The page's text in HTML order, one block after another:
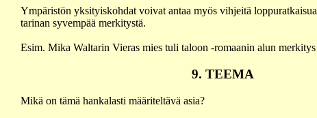
Ympäristön yksityiskohdat voivat antaa myös vihjeitä
tarinan syvempää merkitystä.
Esim. Mika Waltarin Vieras mies tuli taloon -romaanin alun merkitys
9. TEEMA
Mikä on tämä hankalasti määriteltävä asia?